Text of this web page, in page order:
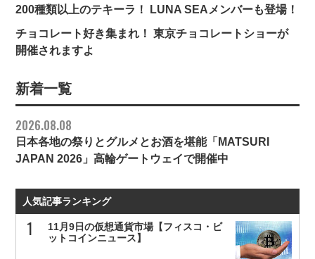
200種類以上のテキーラ！ LUNA SEAメンバーも登場！
チョコレート好き集まれ！ 東京チョコレートショーが
開催されますよ
新着一覧
2026.08.08
日本各地の祭りとグルメとお酒を堪能「MATSURI
JAPAN 2026」高輪ゲートウェイで開催中
人気記事ランキング
11月9日の仮想通貨市場【フィスコ・ビ
ットコインニュース】